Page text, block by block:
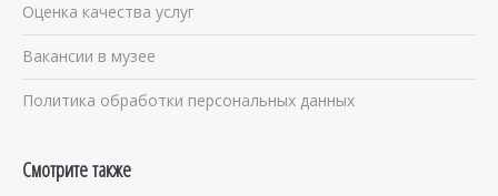
Оценка качества услуг
Вакансии в музее
Политика обработки персональных данных
Смотрите также